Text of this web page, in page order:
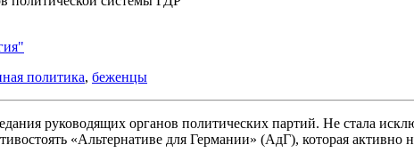
политика, беженцы
руководящих органов политических партий. Не стала
«Альтернативе для Германии» (АдГ), которая активно